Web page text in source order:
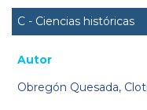
C - Ciencias históricas
Autor
Obregón Quesada,